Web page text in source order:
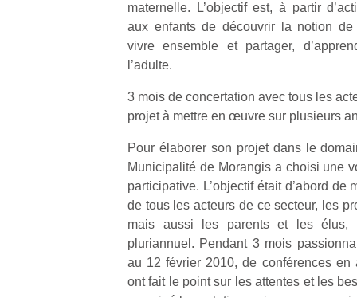
maternelle. L’objectif est, à partir
aux enfants de découvrir la notion de
vivre ensemble et partager,
l’adulte.
3 mois de concertation avec tous les
projet à mettre en œuvre sur plusieurs
Pour élaborer son projet dans le
Municipalité de Morangis a choisi une
participative. L’objectif était d’abord de
de tous les acteurs de ce secteur, les
mais aussi les parents et les élus,
pluriannuel. Pendant 3 mois
au 12 février 2010, de conférences en
ont fait le point sur les attentes et les
à